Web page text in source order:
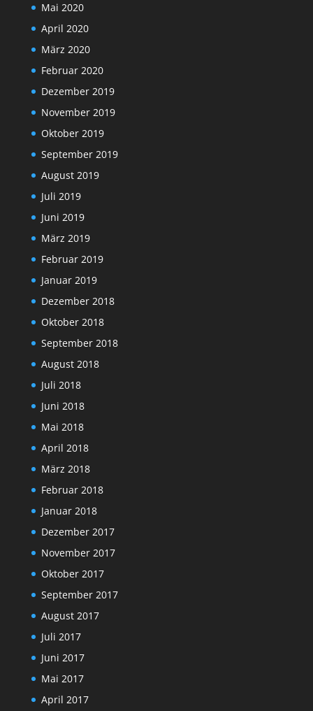
Mai 2020
April 2020
März 2020
Februar 2020
Dezember 2019
November 2019
Oktober 2019
September 2019
August 2019
Juli 2019
Juni 2019
März 2019
Februar 2019
Januar 2019
Dezember 2018
Oktober 2018
September 2018
August 2018
Juli 2018
Juni 2018
Mai 2018
April 2018
März 2018
Februar 2018
Januar 2018
Dezember 2017
November 2017
Oktober 2017
September 2017
August 2017
Juli 2017
Juni 2017
Mai 2017
April 2017